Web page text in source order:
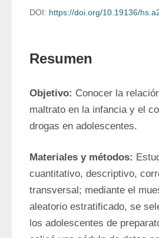
DOI: https://doi.org/10.19136/
Resumen
Objetivo: Conocer la
maltrato en la infancia y el
drogas en adolescentes.
Materiales y métodos:
cuantitativo, descriptivo,
transversal; mediante el
aleatorio estratificado, se
los adolescentes de